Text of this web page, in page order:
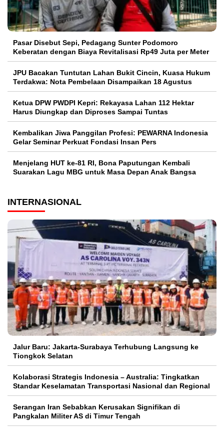
Pasar Disebut Sepi, Pedagang Sunter Podomoro
Keberatan dengan Biaya Revitalisasi Rp49 Juta per Meter
JPU Bacakan Tuntutan Lahan Bukit Cincin, Kuasa Hukum
Terdakwa: Nota Pembelaan Disampaikan 18 Agustus
Ketua DPW PWDPI Kepri: Rekayasa Lahan 112 Hektar
Harus Diungkap dan Diproses Sampai Tuntas
Kembalikan Jiwa Panggilan Profesi: PEWARNA Indonesia
Gelar Seminar Perkuat Fondasi Insan Pers
Menjelang HUT ke-81 RI, Bona Paputungan Kembali
Suarakan Lagu MBG untuk Masa Depan Anak Bangsa
INTERNASIONAL
Jalur Baru: Jakarta-Surabaya Terhubung Langsung ke
Tiongkok Selatan
Kolaborasi Strategis Indonesia – Australia: Tingkatkan
Standar Keselamatan Transportasi Nasional dan Regional
Serangan Iran Sebabkan Kerusakan Signifikan di
Pangkalan Militer AS di Timur Tengah